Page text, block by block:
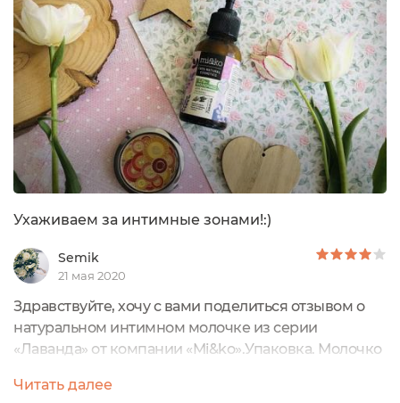
связаны с более серьезными проблемами со
здоровьем, и необходимо проконсультироваться...
Ухаживаем за интимные зонами!:)
Semik
21 мая 2020
Здравствуйте, хочу с вами поделиться отзывом о
натуральном интимном молочке из серии
«Лаванда» от компании «Mi&ko».Упаковка. Молочко
флаконе. Имеется достаточно удобный чёрный
Читать далее